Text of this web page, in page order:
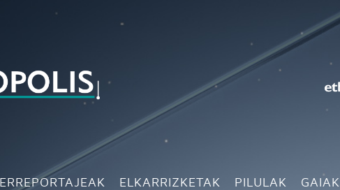
ERREPORTAJEAK ELKARRIZKETAK PILULAK GAIAK